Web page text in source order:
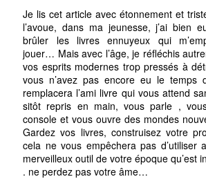
Je lis cet article avec étonnement et
l’avoue, dans ma jeunesse, j’ai bien
brûler les livres ennuyeux qui
jouer… Mais avec l’âge, je réfléchis
vos esprits modernes trop pressés à
vous n’avez pas encore eu le temps
remplacera l’ami livre qui vous attend
sitôt repris en main, vous parle ,
console et vous ouvre des mondes
Gardez vos livres, construisez votre
cela ne vous empêchera pas d’utiliser
merveilleux outil de votre époque qu’est
. ne perdez pas votre âme…